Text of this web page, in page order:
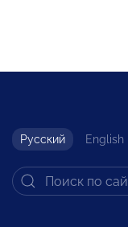
Русский English